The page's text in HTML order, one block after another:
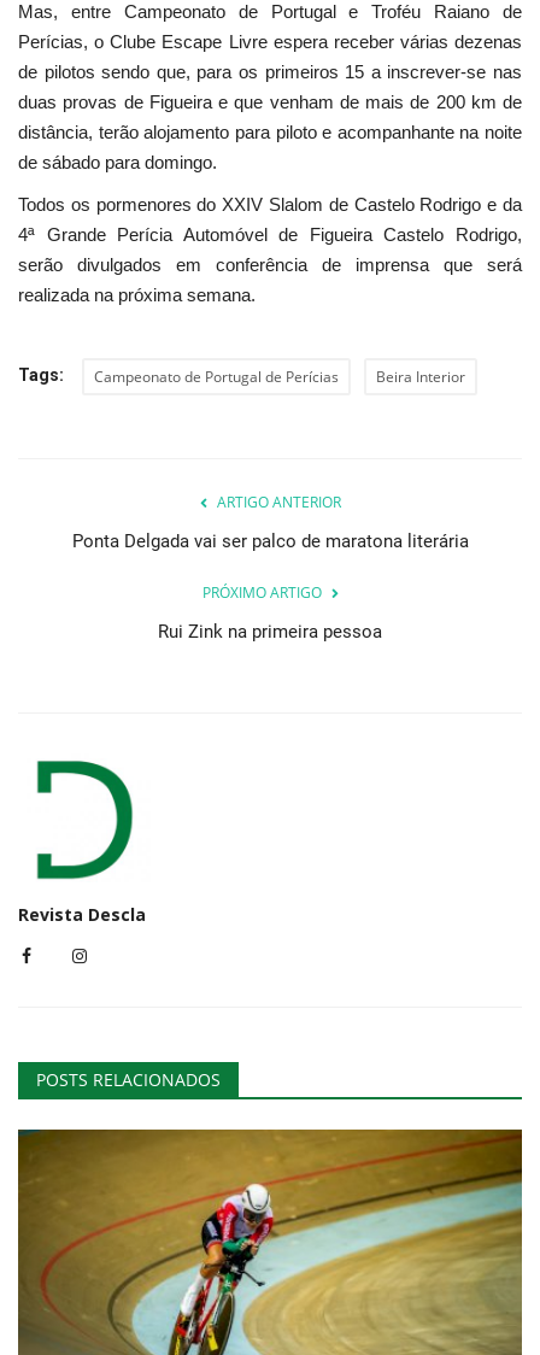
Mas, entre Campeonato de Portugal e Troféu Raiano de
Perícias, o Clube Escape Livre espera receber várias dezenas
de pilotos sendo que, para os primeiros 15 a inscrever-se nas
duas provas de Figueira e que venham de mais de 200 km de
distância, terão alojamento para piloto e acompanhante na noite
de sábado para domingo.
Todos os pormenores do XXIV Slalom de Castelo Rodrigo e da
4ª Grande Perícia Automóvel de Figueira Castelo Rodrigo,
serão divulgados em conferência de imprensa que será
realizada na próxima semana.
Tags: Campeonato de Portugal de Perícias Beira Interior
ARTIGO ANTERIOR
Ponta Delgada vai ser palco de maratona literária
PRÓXIMO ARTIGO
Rui Zink na primeira pessoa
Revista Descla
POSTS RELACIONADOS